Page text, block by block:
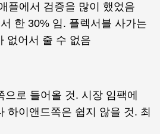
플에서 검증을 많이 했었음
한 30% 임. 플렉서블 사가는
없어서 줄 수 없음
로 들어올 것. 시장 임팩에
하이앤드쪽은 쉽지 않을 것. 최